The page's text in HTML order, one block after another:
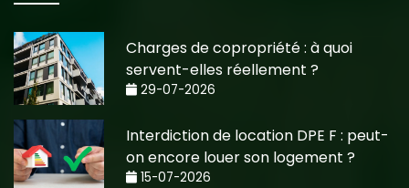
Charges de copropriété : à quoi
servent-elles réellement ?
29-07-2026
Interdiction de location DPE F : peut-
on encore louer son logement ?
15-07-2026